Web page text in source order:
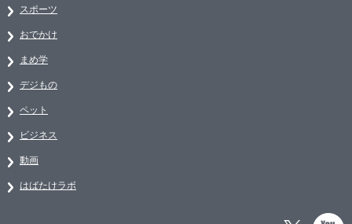
スポーツ
おでかけ
まめ学
デジもの
ペット
ビジネス
動画
はばたけラボ